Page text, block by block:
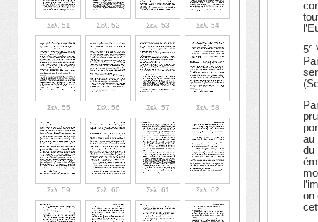
Σελ. 51 Σελ. 52 Σελ. 53 Σελ. 54
Σελ. 55 Σελ. 56 Σελ. 57 Σελ. 58
Σελ. 59 Σελ. 60 Σελ. 61 Σελ. 62
5°
au
du
on